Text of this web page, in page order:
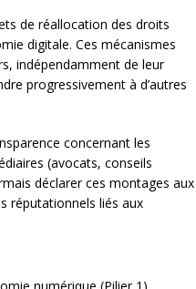
de réallocation des droits
digitale. Ces mécanismes
indépendamment de leur
progressivement à d’autres
concernant les
(avocats, conseils
déclarer ces montages aux
réputationnels liés aux